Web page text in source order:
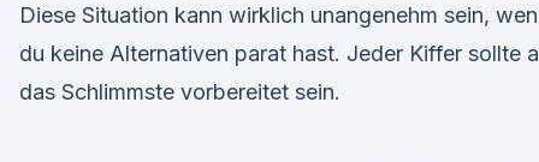
Diese Situation kann wirklich unangenehm sein,
du keine Alternativen parat hast. Jeder Kiffer sollte
das Schlimmste vorbereitet sein.